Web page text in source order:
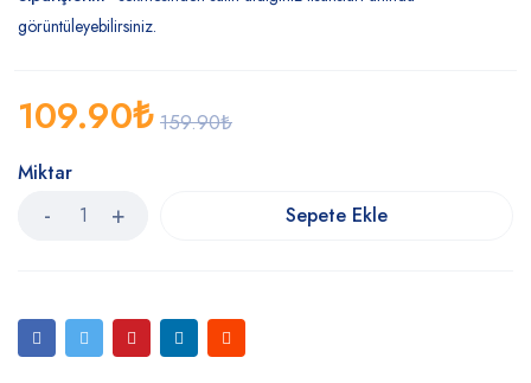
görüntüleyebilirsiniz.
159.90₺
109.90₺
Miktar
Sepete Ekle